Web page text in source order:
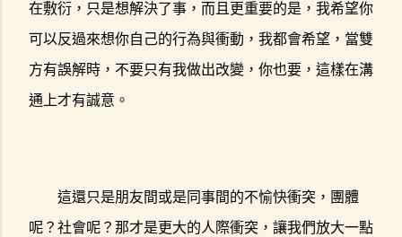
在敷衍，只是想解決了事，而且更重要的是，我希望你
可以反過來想你自己的行為與衝動，我都會希望，當雙
方有誤解時，不要只有我做出改變，你也要，這樣在溝
通上才有誠意。
這還只是朋友間或是同事間的不愉快衝突，團體
呢？社會呢？那才是更大的人際衝突，讓我們放大一點